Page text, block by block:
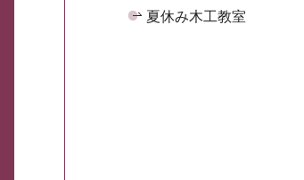
夏休み木工教室